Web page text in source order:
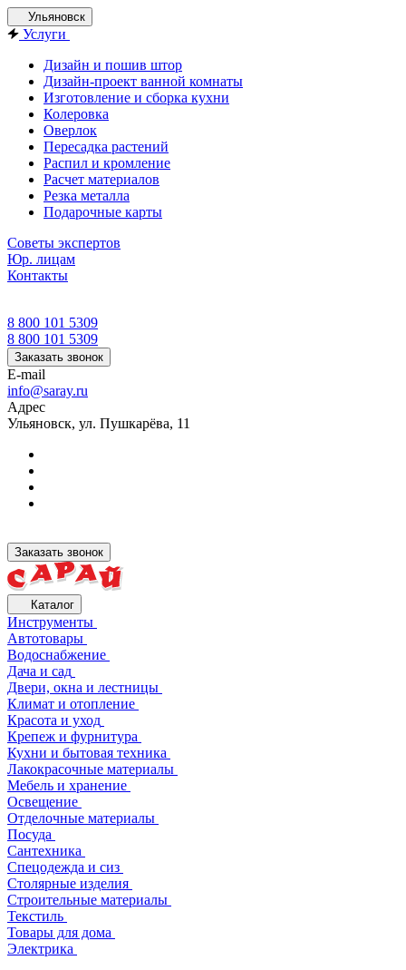
Ульяновск
Услуги
Дизайн и пошив штор
Дизайн-проект ванной комнаты
Изготовление и сборка кухни
Колеровка
Оверлок
Пересадка растений
Распил и кромление
Расчет материалов
Резка металла
Подарочные карты
Советы экспертов
Юр. лицам
Контакты
8 800 101 5309
8 800 101 5309
Заказать звонок
E-mail
info@saray.ru
Адрес
Ульяновск, ул. Пушкарёва, 11
Заказать звонок
Каталог
Инструменты
Автотовары
Водоснабжение
Дача и сад
Двери, окна и лестницы
Климат и отопление
Красота и уход
Крепеж и фурнитура
Кухни и бытовая техника
Лакокрасочные материалы
Мебель и хранение
Освещение
Отделочные материалы
Посуда
Сантехника
Спецодежда и сиз
Столярные изделия
Строительные материалы
Текстиль
Товары для дома
Электрика